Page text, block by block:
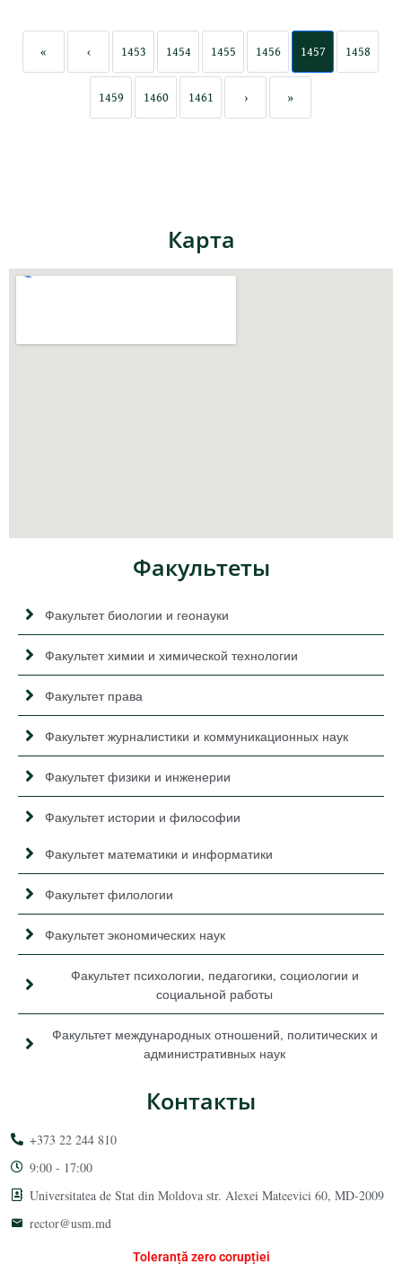
« ‹ 1453 1454 1455 1456 1457 1458
1459 1460 1461 › »
Карта
Факультеты
Факультет биологии и геонауки
Факультет химии и химической технологии
Факультет права
Факультет журналистики и коммуникационных наук
Факультет физики и инженерии
Факультет истории и философии
Факультет математики и информатики
Факультет филологии
Факультет экономических наук
Факультет психологии, педагогики, социологии и
социальной работы
Факультет международных отношений, политических и
административных наук
Контакты
+373 22 244 810
9:00 - 17:00
Universitatea de Stat din Moldova str. Alexei Mateevici 60, MD-2009
rector@usm.md
Toleranță zero corupției